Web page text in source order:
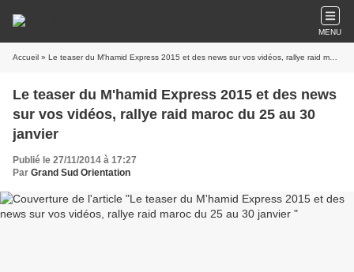
MENU
Accueil » Le teaser du M'hamid Express 2015 et des news sur vos vidéos, rallye raid maroc du 25 au 30 janvier
Le teaser du M'hamid Express 2015 et des news
sur vos vidéos, rallye raid maroc du 25 au 30
janvier
Publié le 27/11/2014 à 17:27
Par Grand Sud Orientation